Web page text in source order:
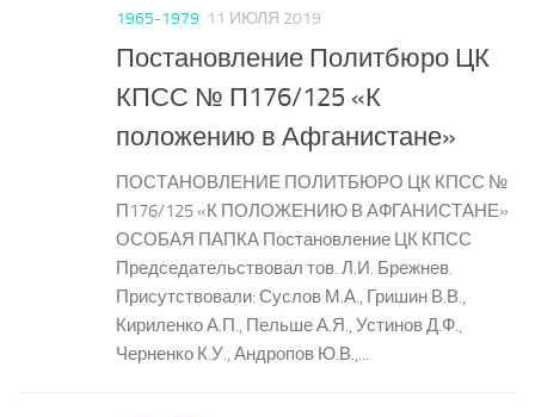
1965-1979 11 ИЮЛЯ 2019
Постановление Политбюро ЦК
КПСС № П176/125 «К
положению в Афганистане»
ПОСТАНОВЛЕНИЕ ПОЛИТБЮРО ЦК КПСС №
П176/125 «К ПОЛОЖЕНИЮ В АФГАНИСТАНЕ»
ОСОБАЯ ПАПКА Постановление ЦК КПСС
Председательствовал тов. Л.И. Брежнев.
Присутствовали: Суслов М.А., Гришин В.В.,
Кириленко А.П., Пельше А.Я., Устинов Д.Ф.,
Черненко К.У., Андропов Ю.В.,...